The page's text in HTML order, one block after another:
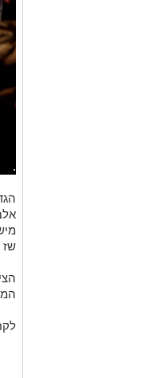
.
שז